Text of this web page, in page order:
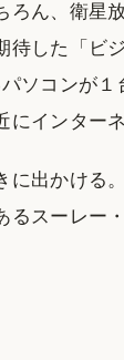
ん、衛星
待した「ビ
ソコンが１
インター
出かける。
スーレー・